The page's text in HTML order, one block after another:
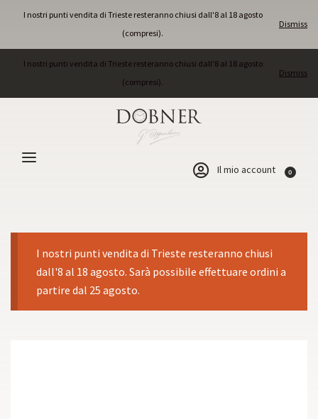
I nostri punti vendita di Trieste resteranno chiusi dall'8 al 18 agosto
(compresi).
Dismiss
I nostri punti vendita di Trieste resteranno chiusi dall'8 al 18 agosto
(compresi).
Dismiss
Il mio account 0
I nostri punti vendita di Trieste resteranno chiusi
dall'8 al 18 agosto. Sarà possibile effettuare ordini a
partire dal 25 agosto.